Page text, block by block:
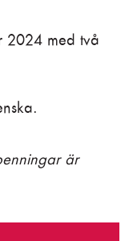
2024 med två
är